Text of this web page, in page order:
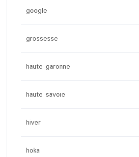
google
grossesse
haute garonne
haute savoie
hiver
hoka